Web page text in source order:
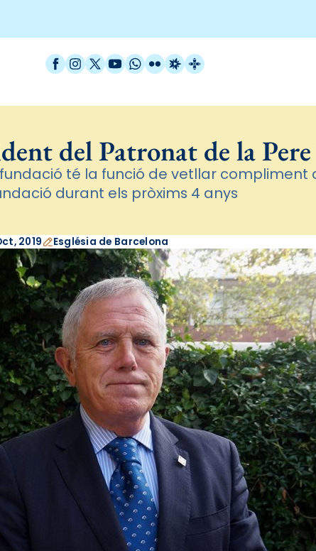
Facebook
Instagram
X / Twitter
YouTube
WhatsApp
FlickrRadio Estel
Catalunya Cristiana
del Patronat de la
té la funció de vetllar compliment
durant els pròxims 4 anys
2019 Església de Barcelona